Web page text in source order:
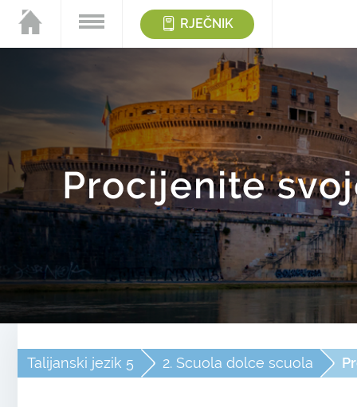
RJEČNIK
Procijenite
Talijanski jezik 5 2. Scuola dolce scuola